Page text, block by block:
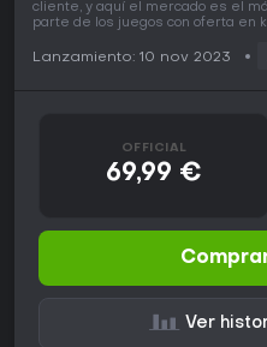
cliente, y aquí el mercado es el
parte de los juegos con oferta en
Lanzamiento: 10 nov 2023
OFFICIAL
69,99 €
Ver